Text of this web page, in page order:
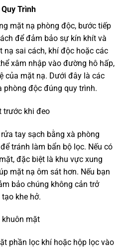
Trình
mặt nạ phòng độc, bước tiếp
để đảm bảo sự kín khít và
nạ sai cách, khí độc hoặc các
xâm nhập vào đường hô hấp,
của mặt nạ. Dưới đây là các
phòng độc đúng quy trình.
trước khi đeo
tay sạch bằng xà phòng
tránh làm bẩn bộ lọc. Nếu có
đặc biệt là khu vực xung
mặt nạ ôm sát hơn. Nếu bạn
bảo chúng không cản trở
khe hở.
khuôn mặt
phần lọc khí hoặc hộp lọc vào